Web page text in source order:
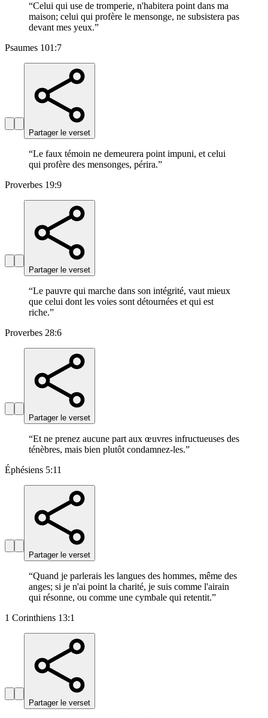
“Celui qui use de tromperie, n'habitera point dans ma
maison; celui qui profère le mensonge, ne subsistera pas
devant mes yeux.”
Psaumes 101:7
Partager le verset
“Le faux témoin ne demeurera point impuni, et celui
qui profère des mensonges, périra.”
Proverbes 19:9
Partager le verset
“Le pauvre qui marche dans son intégrité, vaut mieux
que celui dont les voies sont détournées et qui est
riche.”
Proverbes 28:6
Partager le verset
“Et ne prenez aucune part aux œuvres infructueuses des
ténèbres, mais bien plutôt condamnez-les.”
Éphésiens 5:11
Partager le verset
“Quand je parlerais les langues des hommes, même des
anges; si je n'ai point la charité, je suis comme l'airain
qui résonne, ou comme une cymbale qui retentit.”
1 Corinthiens 13:1
Partager le verset